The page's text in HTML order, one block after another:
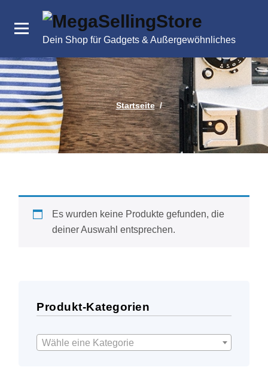
Inhalt
Dein Shop für Gadgets & Außergewöhnliches
Startseite/
Es wurden keine Produkte gefunden, die
deiner Auswahl entsprechen.
Produkt-Kategorien
Wähle eine Kategorie